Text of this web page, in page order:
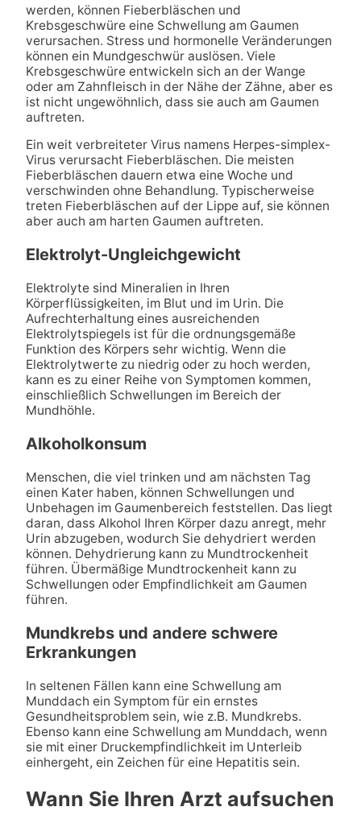
werden, können Fieberbläschen und
Krebsgeschwüre eine Schwellung am Gaumen
verursachen. Stress und hormonelle Veränderungen
können ein Mundgeschwür auslösen. Viele
Krebsgeschwüre entwickeln sich an der Wange
oder am Zahnfleisch in der Nähe der Zähne, aber es
ist nicht ungewöhnlich, dass sie auch am Gaumen
auftreten.
Ein weit verbreiteter Virus namens Herpes-simplex-
Virus verursacht Fieberbläschen. Die meisten
Fieberbläschen dauern etwa eine Woche und
verschwinden ohne Behandlung. Typischerweise
treten Fieberbläschen auf der Lippe auf, sie können
aber auch am harten Gaumen auftreten.
Elektrolyt-Ungleichgewicht
Elektrolyte sind Mineralien in Ihren
Körperflüssigkeiten, im Blut und im Urin. Die
Aufrechterhaltung eines ausreichenden
Elektrolytspiegels ist für die ordnungsgemäße
Funktion des Körpers sehr wichtig. Wenn die
Elektrolytwerte zu niedrig oder zu hoch werden,
kann es zu einer Reihe von Symptomen kommen,
einschließlich Schwellungen im Bereich der
Mundhöhle.
Alkoholkonsum
Menschen, die viel trinken und am nächsten Tag
einen Kater haben, können Schwellungen und
Unbehagen im Gaumenbereich feststellen. Das liegt
daran, dass Alkohol Ihren Körper dazu anregt, mehr
Urin abzugeben, wodurch Sie dehydriert werden
können. Dehydrierung kann zu Mundtrockenheit
führen. Übermäßige Mundtrockenheit kann zu
Schwellungen oder Empfindlichkeit am Gaumen
führen.
Mundkrebs und andere schwere
Erkrankungen
In seltenen Fällen kann eine Schwellung am
Munddach ein Symptom für ein ernstes
Gesundheitsproblem sein, wie z.B. Mundkrebs.
Ebenso kann eine Schwellung am Munddach, wenn
sie mit einer Druckempfindlichkeit im Unterleib
einhergeht, ein Zeichen für eine Hepatitis sein.
Wann Sie Ihren Arzt aufsuchen